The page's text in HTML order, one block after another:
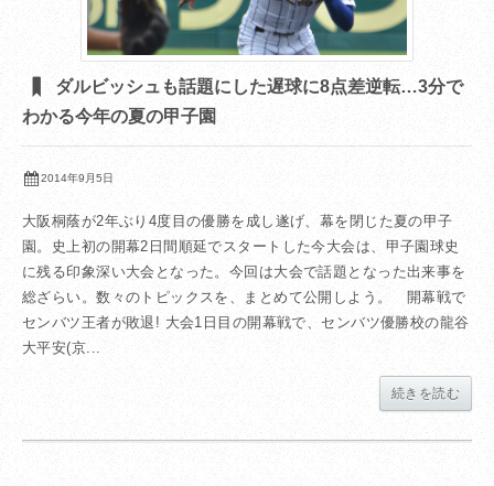
ダルビッシュも話題にした遅球に8点差逆転…3分で
わかる今年の夏の甲子園
2014年9月5日
大阪桐蔭が2年ぶり4度目の優勝を成し遂げ、幕を閉じた夏の甲子
園。史上初の開幕2日間順延でスタートした今大会は、甲子園球史
に残る印象深い大会となった。今回は大会で話題となった出来事を
総ざらい。数々のトピックスを、まとめて公開しよう。 開幕戦で
センバツ王者が敗退! 大会1日目の開幕戦で、センバツ優勝校の龍谷
大平安(京...
続きを読む